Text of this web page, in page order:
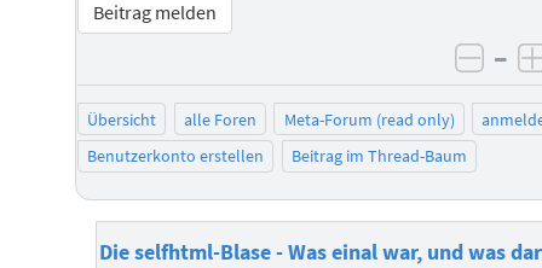
Beitrag melden
–
Übersicht alle Foren Meta-Forum (read only)
Benutzerkonto erstellen
Beitrag im Thread-Baum
Die selfhtml-Blase - Was einal war, und was